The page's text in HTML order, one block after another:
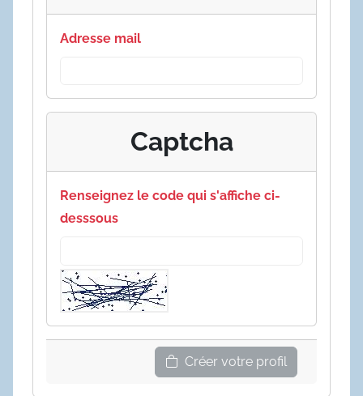
Adresse mail
Captcha
Renseignez le code qui s'affiche ci-
desssous
Créer votre profil